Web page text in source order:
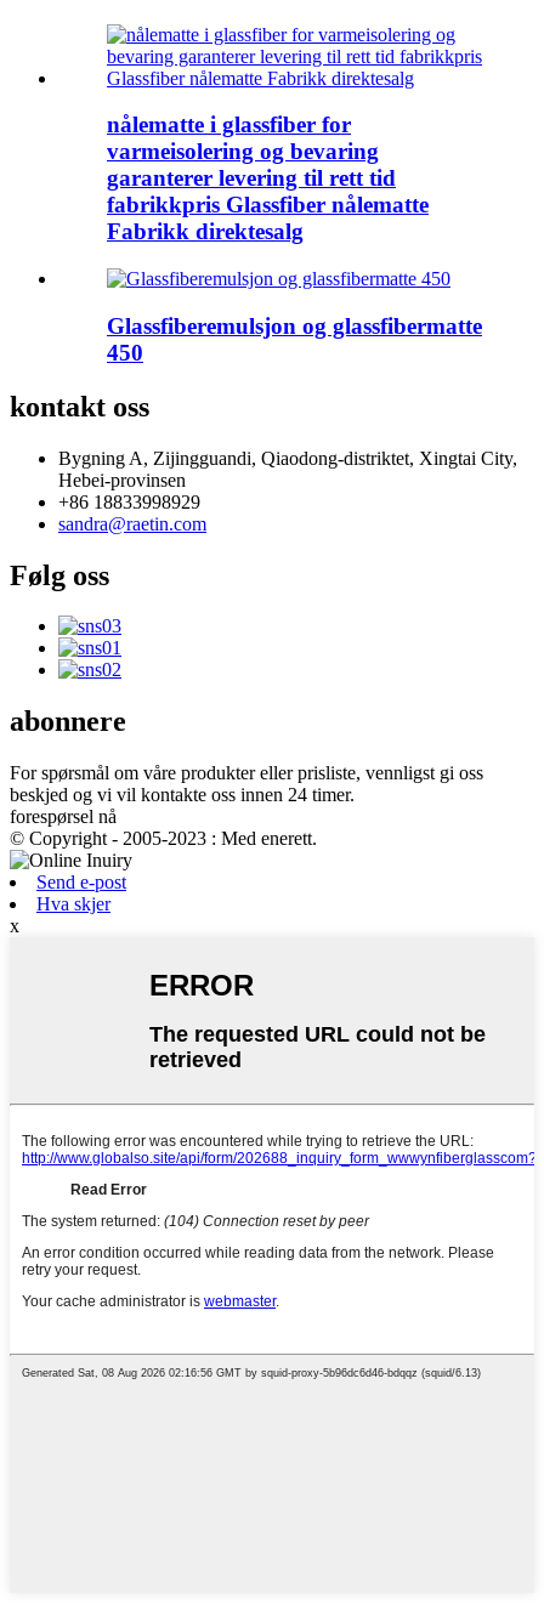
nålematte i glassfiber for
varmeisolering og bevaring
garanterer levering til rett tid
fabrikkpris Glassfiber nålematte
Fabrikk direktesalg
Glassfiberemulsjon og glassfibermatte
450
kontakt oss
Bygning A, Zijingguandi, Qiaodong-distriktet, Xingtai City,
Hebei-provinsen
+86 18833998929
sandra@raetin.com
Følg oss
abonnere
For spørsmål om våre produkter eller prisliste, vennligst gi oss
beskjed og vi vil kontakte oss innen 24 timer.
forespørsel nå
© Copyright - 2005-2023 : Med enerett.
Send e-post
Hva skjer
x